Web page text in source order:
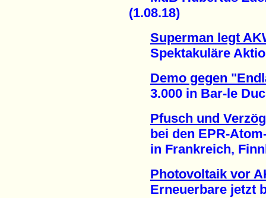
(1.08.18)
Superman legt
Spektakuläre
Demo gegen
3.000 in Bar-le Duc
Pfusch und
bei den EPR-
in Frankreich,
Photovoltaik vor
Erneuerbare jetzt